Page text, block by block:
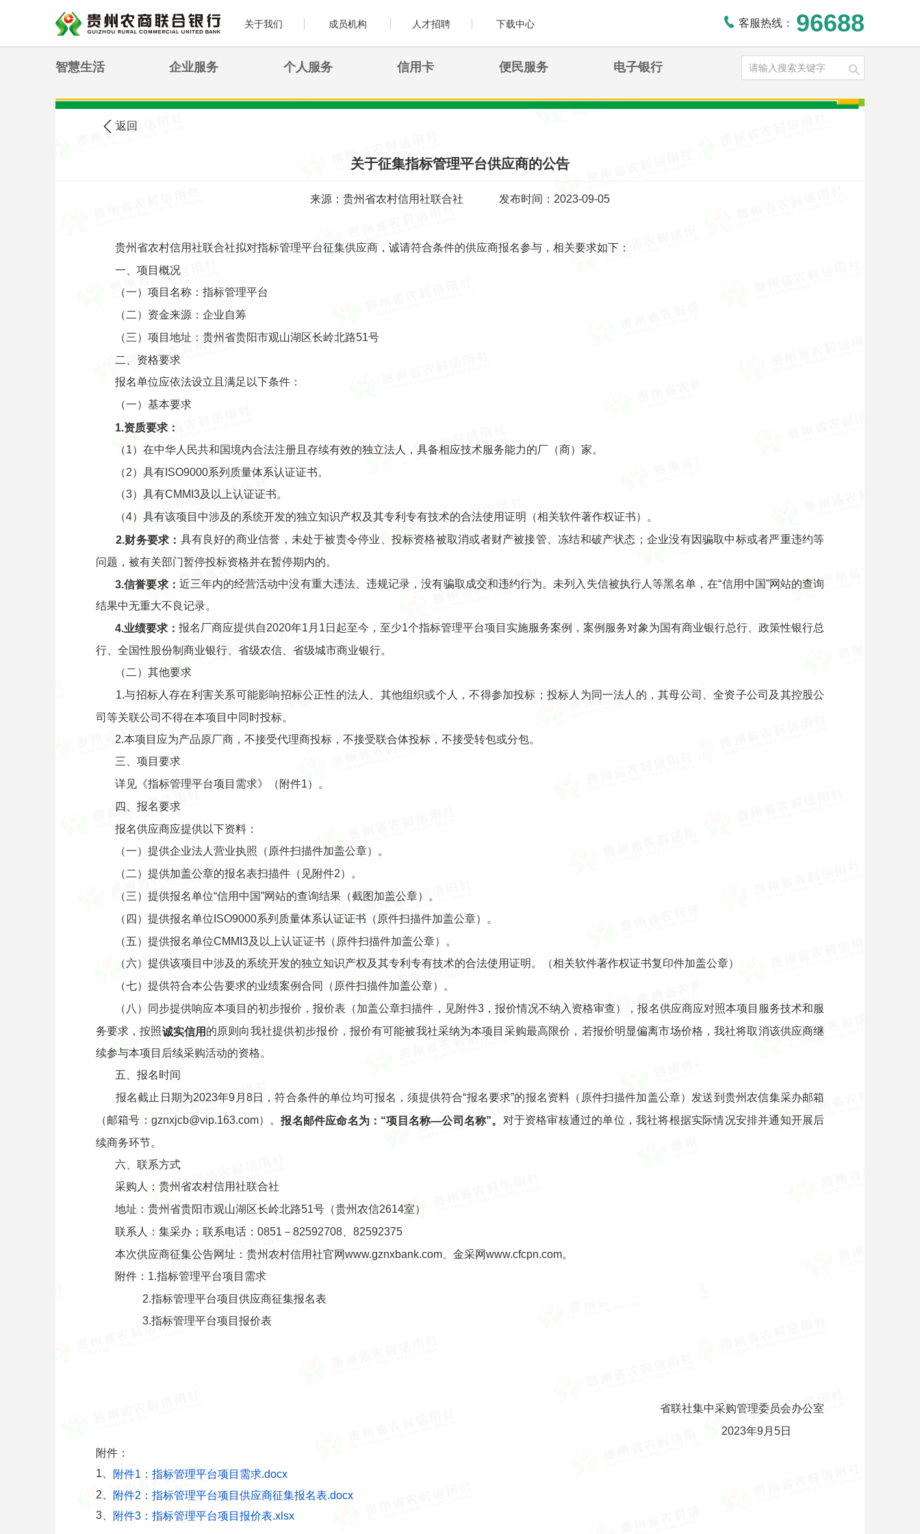
关于我们 成员机构 人才招聘 下载中心 客服热线： 96688
智慧生活 企业服务 个人服务 信用卡 便民服务 电子银行
您现在的位置: 农信公告
返回
关于征集指标管理平台供应商的公告
来源：贵州省农村信用社联合社 发布时间：2023-09-05
贵州省农村信用社联合社拟对指标管理平台征集供应商，诚请符合条件的供应商报名参与，相关要求如下：
一、项目概况
（一）项目名称：指标管理平台
（二）资金来源：企业自筹
（三）项目地址：贵州省贵阳市观山湖区长岭北路51号
二、资格要求
报名单位应依法设立且满足以下条件：
（一）基本要求
1.资质要求：
（1）在中华人民共和国境内合法注册且存续有效的独立法人，具备相应技术服务能力的厂（商）家。
（2）具有ISO9000系列质量体系认证证书。
（3）具有CMMI3及以上认证证书。
（4）具有该项目中涉及的系统开发的独立知识产权及其专利专有技术的合法使用证明（相关软件著作权证书）。
2.财务要求： 具有良好的商业信誉，未处于被责令停业、投标资格被取消或者财产被接管、冻结和破产状态；企业没有因骗取中标或者严重违约等
问题，被有关部门暂停投标资格并在暂停期内的。
3.信誉要求： 近三年内的经营活动中没有重大违法、违规记录，没有骗取成交和违约行为。未列入失信被执行人等黑名单，在“信用中国”网站的查询
结果中无重大不良记录。
4.业绩要求： 报名厂商应提供自2020年1月1日起至今，至少1个指标管理平台项目实施服务案例，案例服务对象为国有商业银行总行、政策性银行总
行、全国性股份制商业银行、省级农信、省级城市商业银行。
（二）其他要求
1.与招标人存在利害关系可能影响招标公正性的法人、其他组织或个人，不得参加投标；投标人为同一法人的，其母公司、全资子公司及其控股公
司等关联公司不得在本项目中同时投标。
2.本项目应为产品原厂商，不接受代理商投标，不接受联合体投标，不接受转包或分包。
三、项目要求
详见《指标管理平台项目需求》（附件1）。
四、报名要求
报名供应商应提供以下资料：
（一）提供企业法人营业执照（原件扫描件加盖公章）。
（二）提供加盖公章的报名表扫描件（见附件2）。
（三）提供报名单位“信用中国”网站的查询结果（截图加盖公章）。
（四）提供报名单位ISO9000系列质量体系认证证书（原件扫描件加盖公章）。
（五）提供报名单位CMMI3及以上认证证书（原件扫描件加盖公章）。
（六）提供该项目中涉及的系统开发的独立知识产权及其专利专有技术的合法使用证明。（相关软件著作权证书复印件加盖公章）
（七）提供符合本公告要求的业绩案例合同（原件扫描件加盖公章）。
（八）同步提供响应本项目的初步报价，报价表（加盖公章扫描件，见附件3，报价情况不纳入资格审查），报名供应商应对照本项目服务技术和服
务要求，按照诚实信用 的原则向我社提供初步报价，报价有可能被我社采纳为本项目采购最高限价，若报价明显偏离市场价格，我社将取消该供应商继
续参与本项目后续采购活动的资格。
五、报名时间
报名截止日期为2023年9月8日，符合条件的单位均可报名，须提供符合“报名要求”的报名资料（原件扫描件加盖公章）发送到贵州农信集采办邮箱
（邮箱号：gznxjcb@vip.163.com）。报名邮件应命名为：“项目名称—公司名称”。 对于资格审核通过的单位，我社将根据实际情况安排并通知开展后
续商务环节。
六、联系方式
采购人：贵州省农村信用社联合社
地址：贵州省贵阳市观山湖区长岭北路51号（贵州农信2614室）
联系人：集采办；联系电话：0851－82592708、82592375
本次供应商征集公告网址：贵州农村信用社官网www.gznxbank.com、金采网www.cfcpn.com。
附件：1.指标管理平台项目需求
2.指标管理平台项目供应商征集报名表
3.指标管理平台项目报价表
省联社集中采购管理委员会办公室
2023年9月5日
附件：
1、
附件1：指标管理平台项目需求.docx
2、 附件2：指标管理平台项目供应商征集报名表.docx
3、
附件3：指标管理平台项目报价表.xlsx